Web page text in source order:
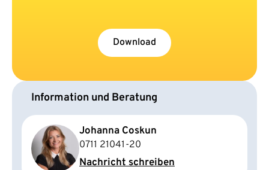
Download
Information und Beratung
Johanna Coskun
0711 21041-20
Nachricht schreiben